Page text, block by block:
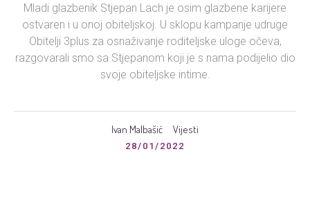
Mladi glazbenik Stjepan Lach je osim glazbene karijere
ostvaren i u onoj obiteljskoj. U sklopu kampanje udruge
Obitelji 3plus za osnaživanje roditeljske uloge očeva,
razgovarali smo sa Stjepanom koji je s nama podijelio dio
svoje obiteljske intime.
Ivan Malbašić Vijesti
28/01/2022